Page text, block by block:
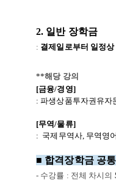
2. 일반 장학금
: 결제일로부터 일정
**해당 강의
[금융/경영]
: 파생상품투자권유자
[무역/물류]
: 국제무역사, 무역영
■ 합격장학금 공
- 수강률 : 전체 차시의